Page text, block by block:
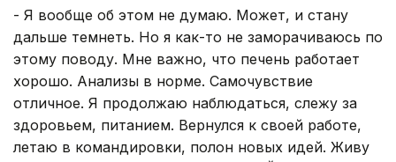
- Я вообще об этом не думаю. Может, и стану
дальше темнеть. Но я как-то не заморачиваюсь по
этому поводу. Мне важно, что печень работает
хорошо. Анализы в норме. Самочувствие
отличное. Я продолжаю наблюдаться, слежу за
здоровьем, питанием. Вернулся к своей работе,
летаю в командировки, полон новых идей. Живу